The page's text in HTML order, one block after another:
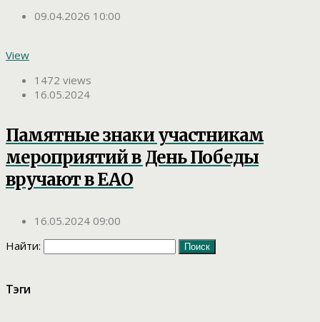
09.04.2026 10:00
View
1472 views
16.05.2024
Памятные знаки участникам
мероприятий в День Победы
вручают в ЕАО
16.05.2024 09:00
Найти:
Тэги